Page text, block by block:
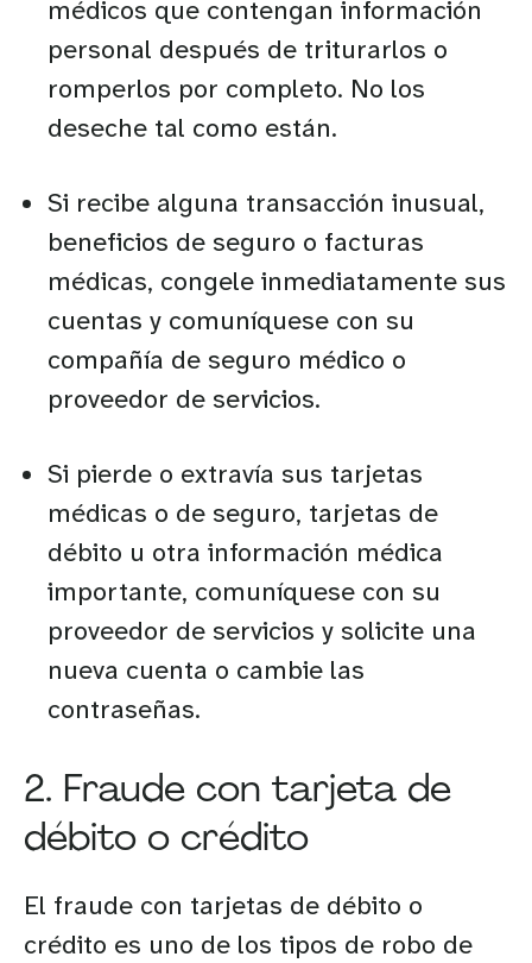
médicos que contengan información
personal después de triturarlos o
romperlos por completo. No los
deseche tal como están.
Si recibe alguna transacción inusual,
beneficios de seguro o facturas
médicas, congele inmediatamente sus
cuentas y comuníquese con su
compañía de seguro médico o
proveedor de servicios.
Si pierde o extravía sus tarjetas
médicas o de seguro, tarjetas de
débito u otra información médica
importante, comuníquese con su
proveedor de servicios y solicite una
nueva cuenta o cambie las
contraseñas.
2. Fraude con tarjeta de
débito o crédito
El fraude con tarjetas de débito o
crédito es uno de los tipos de robo de